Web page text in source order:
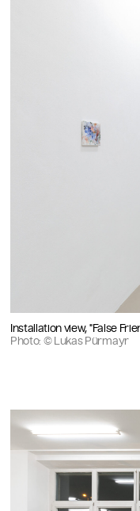
Installation view, "False
Photo: © Lukas Pürmayr